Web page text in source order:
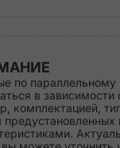
по параллельному
в зависимости
комплектацией,
предустановленных